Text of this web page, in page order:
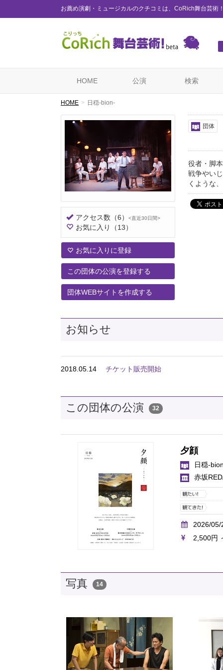
お薦め演劇・ミュージカルのクチコミは、CoRich舞台芸術
HOME 公演 検索
HOME 日穏-bion-
アクセス数 （6） <直近30日間>
お気に入り （13）
お気に入りに登録
この団体の公演を登録する
団体WEBサイトを作成する
団体
役者・脚
戦争やい
くような
お知らせ
2018.05.14 チケット販売開始
この団体の公演 32
夕顔
日穏-
赤坂
2026/
2,500円
写真 14